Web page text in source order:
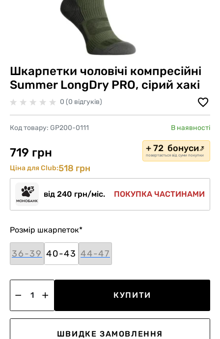
Шкарпетки чоловічі компресійні
Summer LongDry PRO, сірий хакі
0 (0 відгуків)
Код товару: GP200-0111 В наявності
719 грн + 72 бонуси
повертається від суми покупки
Ціна для Club:518 грн
від 240 грн/міс. ПОКУПКА ЧАСТИНАМИ
Розмір шкарпеток*
36-39 40-43 44-47
КУПИТИ
ШВИДКЕ ЗАМОВЛЕННЯ